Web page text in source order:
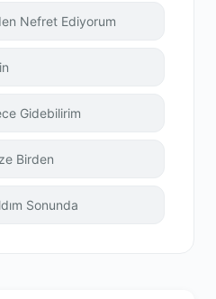
Nefret Ediyorum
Gidebilirim
Birden
Sonunda